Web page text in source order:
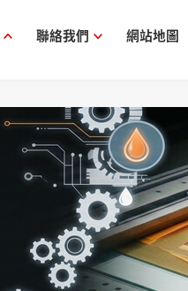
聯絡我們 網站地圖